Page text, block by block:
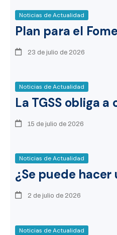
Noticias de Actualidad
Plan para el
23 de julio de 2026
Noticias de Actualidad
La TGSS obliga a
15 de julio de 2026
Noticias de Actualidad
¿Se puede
2 de julio de 2026
Noticias de Actualidad